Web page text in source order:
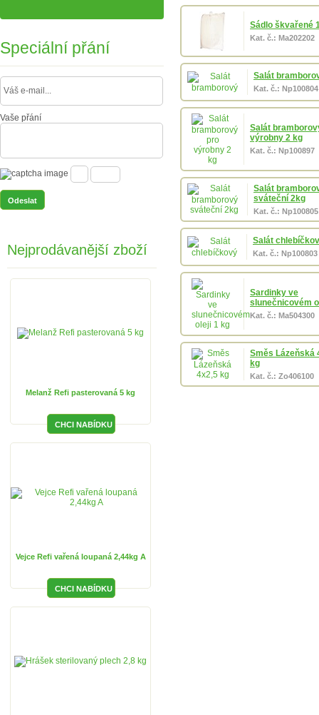
Sádlo škvařené
Kat. č.: Ma202202
Salát
Kat. č.: Np100804
Salát
výrobny 2 kg
Kat. č.: Np100897
Salát
sváteční 2kg
Kat. č.: Np100805
Salát
Kat. č.: Np100803
Sardinky ve
slunečnicovém
Kat. č.: Ma504300
Směs Lázeňská
kg
Kat. č.: Zo406100
Speciální přání
Vaše přání
Nejprodávanější zboží
Melanž Refi pasterovaná 5 kg
Vejce Refi vařená loupaná 2,44kg A